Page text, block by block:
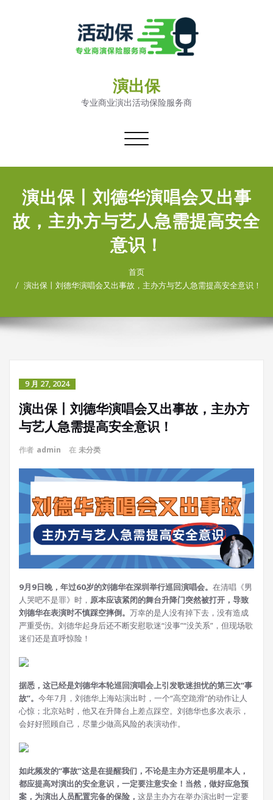
演出保
专业商业演出活动保险服务商
切
导
演出保丨刘德华演唱会又出事
故，主办方与艺人急需提高安全
意识！
首页
演出保丨刘德华演唱会又出事故，主办方与艺人急需提高安全意识！
9 月 27, 2024
演出保丨刘德华演唱会又出事故，主办方
与艺人急需提高安全意识！
作者 admin 在 未分类
9月9日晚，年过60岁的刘德华在深圳举行巡回演唱会。 在清唱《男
人哭吧不是罪》时， 原本应该紧闭的舞台升降门突然被打开，导致
刘德华在表演时不慎踩空摔倒。 万幸的是人没有掉下去，没有造成
严重受伤。刘德华起身后还不断安慰歌迷“没事”“没关系”，但现场歌
迷们还是直呼惊险！
据悉，这已经是刘德华本轮巡回演唱会上引发歌迷担忧的第三次“事
故”。 今年7月，刘德华上海站演出时，一个“高空跪滑”的动作让人
心惊；北京站时，他又在升降台上差点踩空。刘德华也多次表示，
会好好照顾自己，尽量少做高风险的表演动作。
如此频发的“事故”这是在提醒我们，不论是主办方还是明星本人，
都应提高对演出的安全意识，一定要注意安全！ 当然，做好应急预
案，为演出人员配置完备的保险， 这是主办方在举办演出时一定要